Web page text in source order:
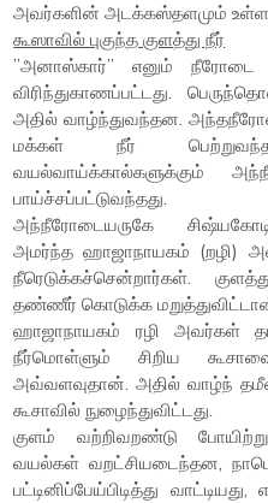
அவர்களின் அடக்கஸ்தளமும்
கூஸாவில் புகுந்த குளத்து நீர்
”அனாஸ்கார்” எனும்
விரிந்துகாணப்பட்டது.
அதில் வாழ்ந்துவந்தன.
மக்கள் நீர்
வயல்வாய்க்கால்களுக்கும்
பாய்ச்சப்பட்டுவந்தது.
அந்நீரோடையருகே
அமர்ந்த ஹாஜாநாயகம் (றழி)
நீரெடுக்கச்சென்றார்கள்.
தண்ணீர் கொடுக்க
ஹாஜாநாயகம் ரழி அவர்கள்
நீர்மொள்ளும் சிறிய
அவ்வளவுதான். அதில் வாழ்ந்
கூசாவில் நுழைந்துவிட்டது.
குளம் வற்றிவறண்டு
வயல்கள் வறட்சியடைந்தன,
பட்டினிப்பேய்பிடித்து